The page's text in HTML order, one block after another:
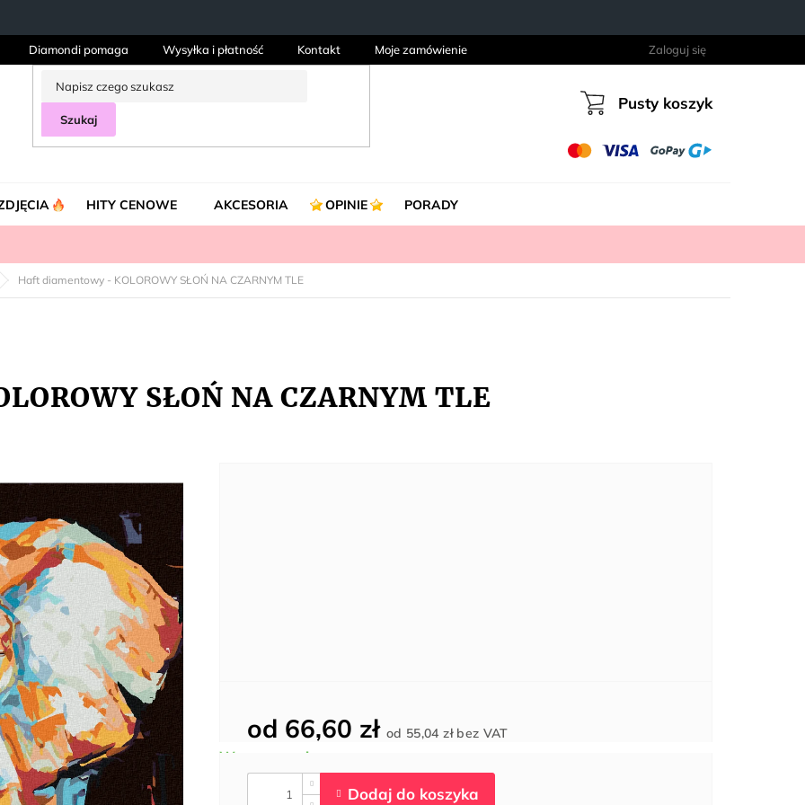
Diamondi pomaga Wysyłka i płatność Kontakt Moje zamówienie Zaloguj się
Szukaj Koszyk
Pusty koszyk
HITY CENOWE AKCESORIA OPINIE PORADY
Haft diamentowy - KOLOROWY SŁOŃ NA CZARNYM TLE
SŁOŃ NA CZARNYM TLE
od 66,60 zł od 55,04 złbez VAT